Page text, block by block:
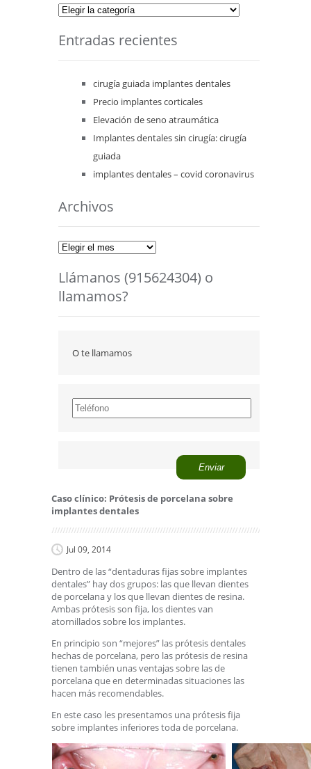
Categorías
Entradas recientes
cirugía guiada implantes dentales
Precio implantes corticales
Elevación de seno atraumática
Implantes dentales sin cirugía: cirugía
guiada
implantes dentales – covid coronavirus
Archivos
Archivos
Llámanos (915624304) o
llamamos?
O te llamamos
Caso clínico: Prótesis de porcelana sobre
implantes dentales
Jul 09, 2014
Dentro de las “dentaduras fijas sobre implantes
dentales” hay dos grupos: las que llevan dientes
de porcelana y los que llevan dientes de resina.
Ambas prótesis son fija, los dientes van
atornillados sobre los implantes.
En principio son “mejores” las prótesis dentales
hechas de porcelana, pero las prótesis de resina
tienen también unas ventajas sobre las de
porcelana que en determinadas situaciones las
hacen más recomendables.
En este caso les presentamos una prótesis fija
sobre implantes inferiores toda de porcelana.